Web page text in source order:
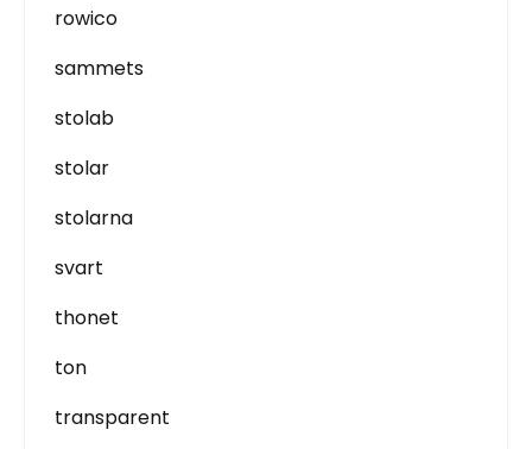
rowico
sammets
stolab
stolar
stolarna
svart
thonet
ton
transparent